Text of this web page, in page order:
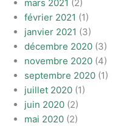
mars 2021 (2)
février 2021 (1)
janvier 2021 (3)
décembre 2020 (3)
novembre 2020 (4)
septembre 2020 (1)
juillet 2020 (1)
juin 2020 (2)
mai 2020 (2)